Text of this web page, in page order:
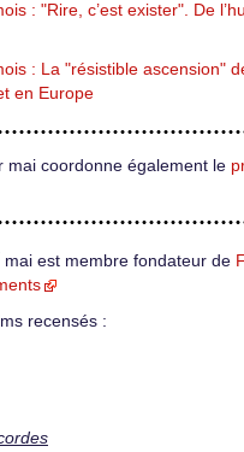
: "Rire, c’est exister". De
: La "résistible ascension"
en Europe
mai coordonne également le
mai est membre fondateur de
recensés :